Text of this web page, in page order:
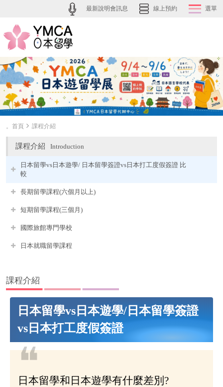
最新說明會訊息 線上預約 選單
。首頁 課程介紹
課程介紹 Introduction
日本留學vs日本遊學/ 日本留學簽證vs日本打工度假簽證 比
較
長期留學課程(六個月以上)
短期留學課程(三個月)
國際旅館專門學校
日本就職留學課程
課程介紹
日本留學vs日本遊學/日本留學簽證
vs日本打工度假簽證
❝
日本留學和日本遊學有什麼差別?